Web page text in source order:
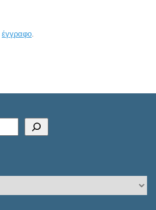
έγγραφο.